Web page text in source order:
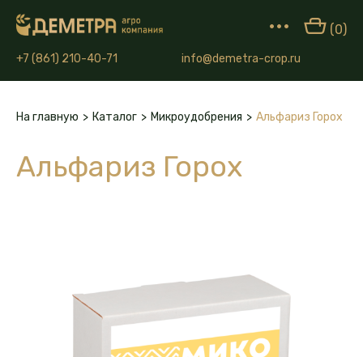
•••
+7 (861) 210-40-71 info@demetra-crop.ru
(0)
На главную > Каталог > Микроудобрения > Альфариз Горох
Альфариз Горох